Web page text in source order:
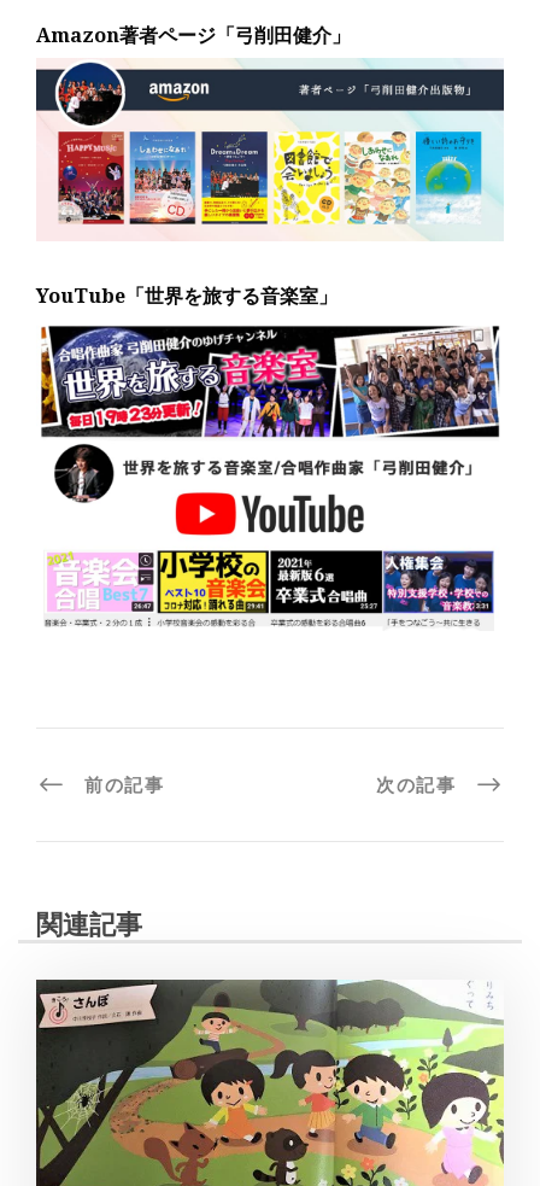
Amazon著者ページ「弓削田健介」
YouTube「世界を旅する音楽室」
前の記事 次の記事
関連記事